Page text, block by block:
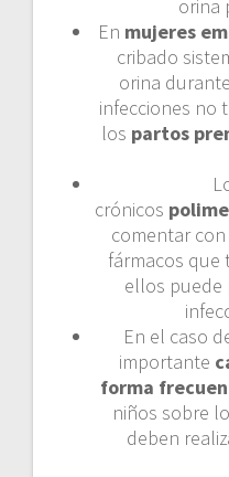
orina
En mujeres
cribado
orina
infecciones no
los partos
crónicos
comentar
fármacos que
ellos puede
En el caso
importante
forma
niños sobre
deben